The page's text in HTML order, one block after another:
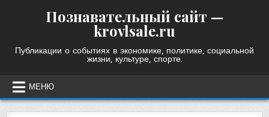
Познавательный сайт —
krovlsale.ru
Публикации о событиях в экономике, политике, социальной
жизни, культуре, спорте.
МЕНЮ